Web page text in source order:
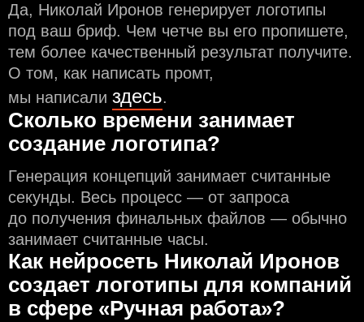
Да, Николай Иронов генерирует логотипы
под ваш бриф. Чем чeтче вы его пропишете,
тем более качественный результат получите.
О том, как написать промт,
мы написали здесь.
Сколько времени занимает
создание логотипа?
Генерация концепций занимает считанные
секунды. Весь процесс — от запроса
до получения финальных файлов — обычно
занимает считанные часы.
Как нейросеть Николай Иронов
создаeт логотипы для компаний
в сфере «Ручная работа»?